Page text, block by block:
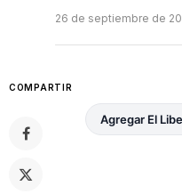
26 de septiembre de
COMPARTIR
Agregar El